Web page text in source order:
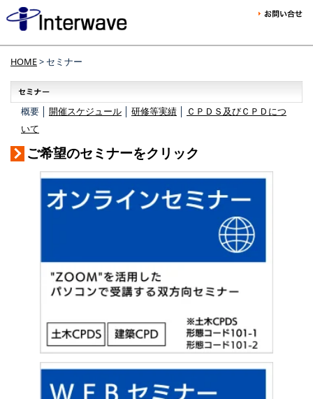
HOME> セミナー
概要 │ 開催スケジュール 研修等実績
ＣＰＤＳ及びＣＰＤにつ
いて
ご希望のセミナーをクリック